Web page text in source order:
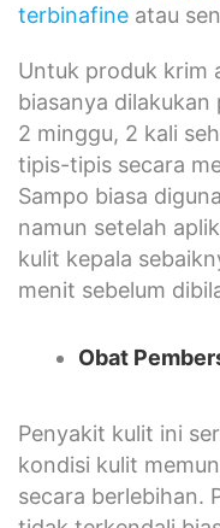
terbinafine atau
Untuk produk krim
biasanya dilakukan
2 minggu, 2 kali
tipis-tipis secara
Sampo biasa
namun setelah
kulit kepala
menit sebelum
Obat
Penyakit kulit ini
kondisi kulit
secara berlebihan.